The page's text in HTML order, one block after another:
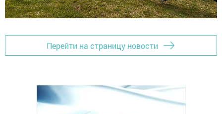
Перейти на страницу новости